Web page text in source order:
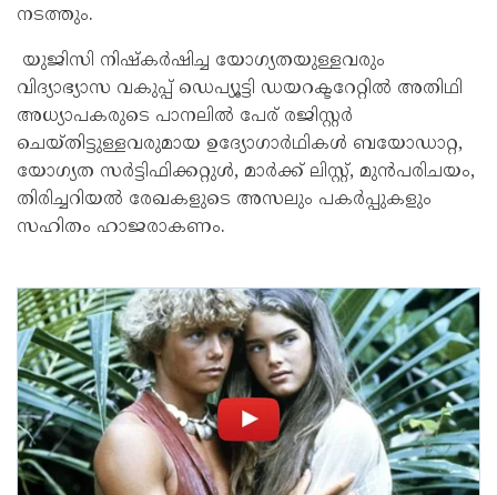
നടത്തും.
യുജിസി നിഷ്കർഷിച്ച യോഗ്യതയുള്ളവരും
വിദ്യാഭ്യാസ വകുപ്പ് ഡെപ്യൂട്ടി ഡയറക്ടറേറ്റിൽ അതിഥി
അധ്യാപകരുടെ പാനലിൽ പേര് രജിസ്റ്റർ
ചെയ്തിട്ടുള്ളവരുമായ ഉദ്യോഗാർഥികൾ ബയോഡാറ്റ,
യോഗ്യത സർട്ടിഫിക്കറ്റുൾ, മാർക്ക് ലിസ്റ്റ്, മുൻപരിചയം,
തിരിച്ചറിയൽ രേഖകളുടെ അസലും പകർപ്പുകളും
സഹിതം ഹാജരാകണം.